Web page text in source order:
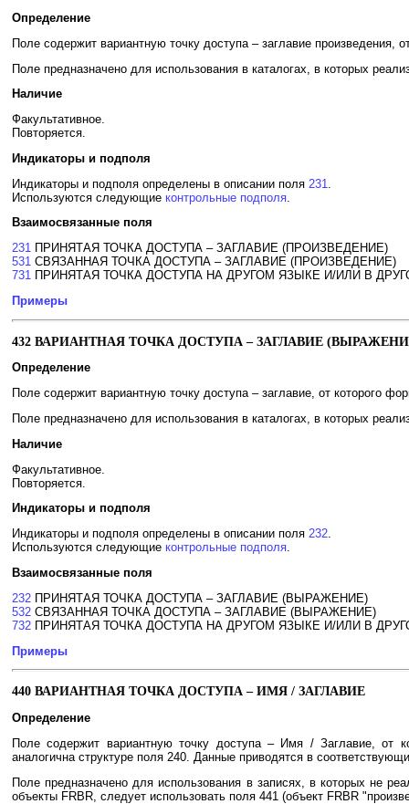
Определение
Поле содержит вариантную точку доступа – заглавие произведения,
Поле предназначено для использования в каталогах, в которых
Наличие
Факультативное.
Повторяется.
Индикаторы и подполя
Индикаторы и подполя определены в описании поля 231
Используются следующие контрольные подполя
Взаимосвязанные поля
231 ПРИНЯТАЯ ТОЧКА ДОСТУПА – ЗАГЛАВИЕ (ПРОИЗВЕДЕНИЕ)
531 СВЯЗАННАЯ ТОЧКА ДОСТУПА – ЗАГЛАВИЕ (ПРОИЗВЕДЕНИЕ)
731 ПРИНЯТАЯ ТОЧКА ДОСТУПА НА ДРУГОМ ЯЗЫКЕ И/ИЛИ В
Примеры
432 ВАРИАНТНАЯ ТОЧКА ДОСТУПА – ЗАГЛАВИЕ
Определение
Поле содержит вариантную точку доступа – заглавие, от которого
Поле предназначено для использования в каталогах, в которых
Наличие
Факультативное.
Повторяется.
Индикаторы и подполя
Индикаторы и подполя определены в описании поля 232.
Используются следующие контрольные подполя.
Взаимосвязанные поля
232 ПРИНЯТАЯ ТОЧКА ДОСТУПА – ЗАГЛАВИЕ (ВЫРАЖЕНИЕ)
532 СВЯЗАННАЯ ТОЧКА ДОСТУПА – ЗАГЛАВИЕ (ВЫРАЖЕНИЕ)
732 ПРИНЯТАЯ ТОЧКА ДОСТУПА НА ДРУГОМ ЯЗЫКЕ И/ИЛИ В
Примеры
440 ВАРИАНТНАЯ ТОЧКА ДОСТУПА – ИМЯ / ЗАГЛАВИЕ
Определение
Поле содержит вариантную точку доступа – Имя / Заглавие, от
аналогична структуре поля 240. Данные приводятся в
Поле предназначено для использования в записях, в которых не
объекты FRBR, следует использовать поля 441 (объект FRBR